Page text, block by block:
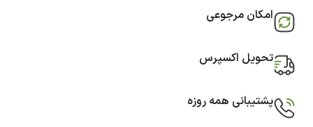
امکان مرجوعی
تحویل اکسپرس
پشتیبانی همه روزه